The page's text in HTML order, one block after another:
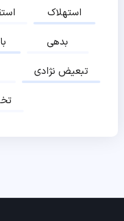
استهلاک
بدهی
تبعیض نژادی